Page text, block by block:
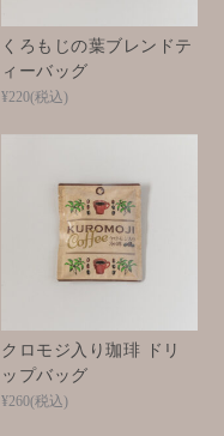
くろもじの葉ブレンドテ
ィーバッグ
¥220(税込)
クロモジ入り珈琲 ドリ
ップバッグ
¥260(税込)